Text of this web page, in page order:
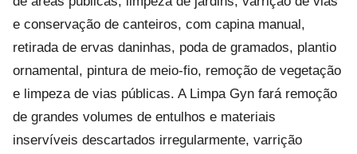
e conservação de canteiros, com capina manual,
retirada de ervas daninhas, poda de gramados, plantio
ornamental, pintura de meio-fio, remoção de vegetação
e limpeza de vias públicas. A Limpa Gyn fará remoção
de grandes volumes de entulhos e materiais
inservíveis descartados irregularmente, varrição